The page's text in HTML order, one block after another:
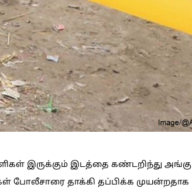
இருக்கும் இடத்தை கண்டறிந்து அங்கு
போலீசாரை தாக்கி தப்பிக்க முயன்றதாக